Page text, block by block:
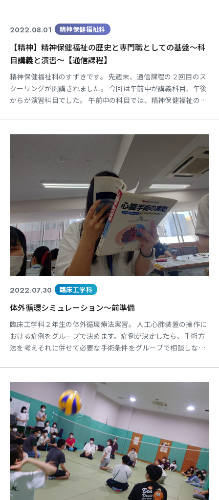
2022.08.01 精神保健福祉科
【精神】精神保健福祉の歴史と専門職としての基盤～科
目講義と演習～【通信課程】
精神保健福祉科のすずきです。 先週末、通信課程の２回目のス
クーリングが開講されました。 今回は午前中が講義科目、午後
からが演習科目でした。 午前中の科目では、精神保健福祉の歴
しました。 午後からの演習では、事例を活用してグループワー
クを行い、出席した学生の皆さん同士で意見交換・交流をしな
がら理解を深めました。 本学科のスクーリングは、２つの日
2022.07.30 臨床工学科
体外循環シミュレーション～前準備
臨床工学科２年生の体外循環療法実習。 人工心肺装置の操作に
おける症例をグループで決めます。症例が決定したら、手術方
法を考えそれに併せて必要な手術条件をグループで相談しなが
ヒントを出しながらもサポートします。 後期の実習では今回検
討した症例・手術内容、そして人工心肺操作の手技へと繋げて
いきます。
東海医療科学
専門学校
東海歯科医療
専門学校
東海医療工学
専門学校
CLOSE
東海医療科学
専門学校
東海歯科医療
専門学校
東海医療工学
専門学校
CLOSE
東海医療科学
専門学校
東海歯科医療
専門学校
東海医療工学
専門学校
CLOSE
東海医療科学
専門学校
東海歯科医療
専門学校
東海医療工学
専門学校
CLOSE